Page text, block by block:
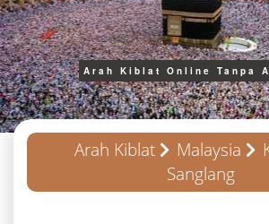
Arah Kiblat Online Tanpa
Arah Kiblat Malaysia
Sanglang